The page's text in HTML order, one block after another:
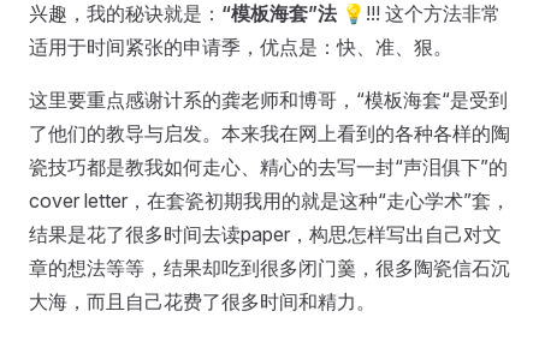
兴趣，我的秘诀就是： “模板海套”法💡!!! 这个方法非常
适用于时间紧张的申请季，优点是：快、准、狠。
这里要重点感谢计系的龚老师和博哥，“模板海套“是受到
了他们的教导与启发。本来我在网上看到的各种各样的陶
瓷技巧都是教我如何走心、精心的去写一封“声泪俱下”的
cover letter，在套瓷初期我用的就是这种“走心学术”套，
结果是花了很多时间去读paper，构思怎样写出自己对文
章的想法等等，结果却吃到很多闭门羹，很多陶瓷信石沉
大海，而且自己花费了很多时间和精力。